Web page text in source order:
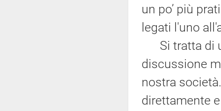
un po’ più
legati l'uno
Si tratta di
discussione
nostra
direttamente